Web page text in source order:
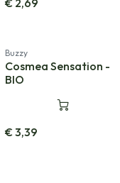
€ 2,69
Buzzy
Cosmea Sensation -
BIO
€3,39